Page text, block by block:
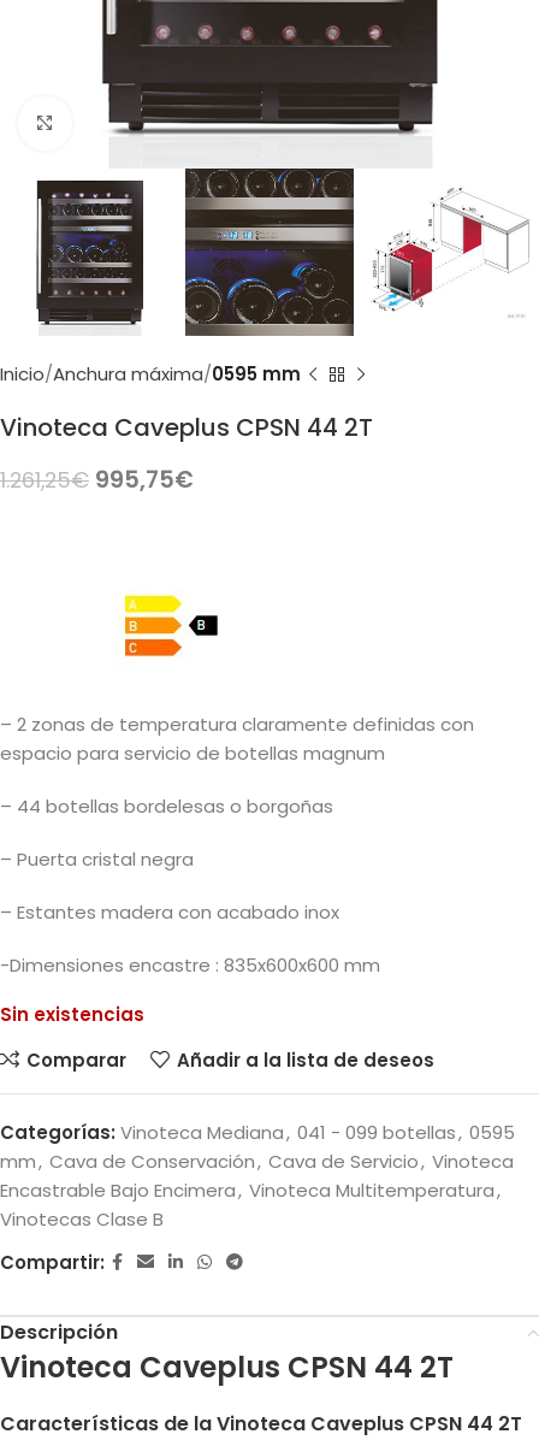
Clic para ampliar
Inicio Anchura máxima 0595 mm
Vinoteca Caveplus CPSN 44 2T
1.261,25€ 995,75€
– 2 zonas de temperatura claramente definidas con
espacio para servicio de botellas magnum
– 44 botellas bordelesas o borgoñas
– Puerta cristal negra
– Estantes madera con acabado inox
-Dimensiones encastre : 835x600x600 mm
Sin existencias
Comparar
Añadir a la lista de deseos
Categorías: Vinoteca Mediana, 041 - 099 botellas, 0595
mm, Cava de Conservación, Cava de Servicio, Vinoteca
Encastrable Bajo Encimera, Vinoteca Multitemperatura,
Vinotecas Clase B
Compartir:
Descripción
Vinoteca Caveplus CPSN 44 2T
Características de la Vinoteca Caveplus CPSN 44 2T